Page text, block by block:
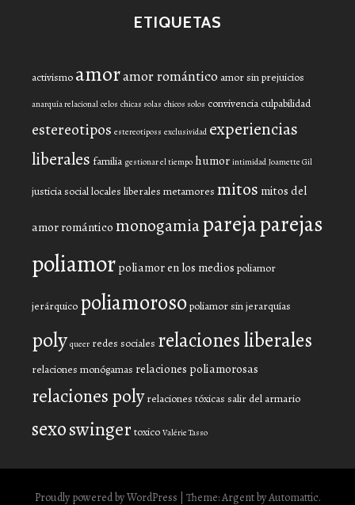
ETIQUETAS
activismo amoramor romántico amor sin prejuicios
anarquía relacional celos chicas solas chicos solos convivencia culpabilidad
estereotipos estereotiposs exclusividad experiencias
liberales familia gestionar el tiempo humor intimidad Joamette Gil
justicia sociallocales liberales metamores mitos mitos del
amor romántico monogamiaparejaparejas
poliamor poliamor en los medios poliamor
jerárquico poliamorosopoliamor sin jerarquías
poly queer redes sociales relaciones liberales
relaciones monógamas relaciones poliamorosas
relaciones poly relaciones tóxicas salir del armario
sexoswinger toxico Valérie Tasso
Proudly powered by WordPress Theme: Argent byAutomattic.